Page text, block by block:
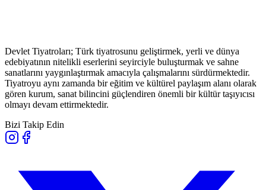
Devlet Tiyatroları; Türk tiyatrosunu geliştirmek, yerli ve dünya
edebiyatının nitelikli eserlerini seyirciyle buluşturmak ve sahne
sanatlarını yaygınlaştırmak amacıyla çalışmalarını sürdürmektedir.
Tiyatroyu aynı zamanda bir eğitim ve kültürel paylaşım alanı olarak
gören kurum, sanat bilincini güçlendiren önemli bir kültür taşıyıcısı
olmayı devam ettirmektedir.
Bizi Takip Edin